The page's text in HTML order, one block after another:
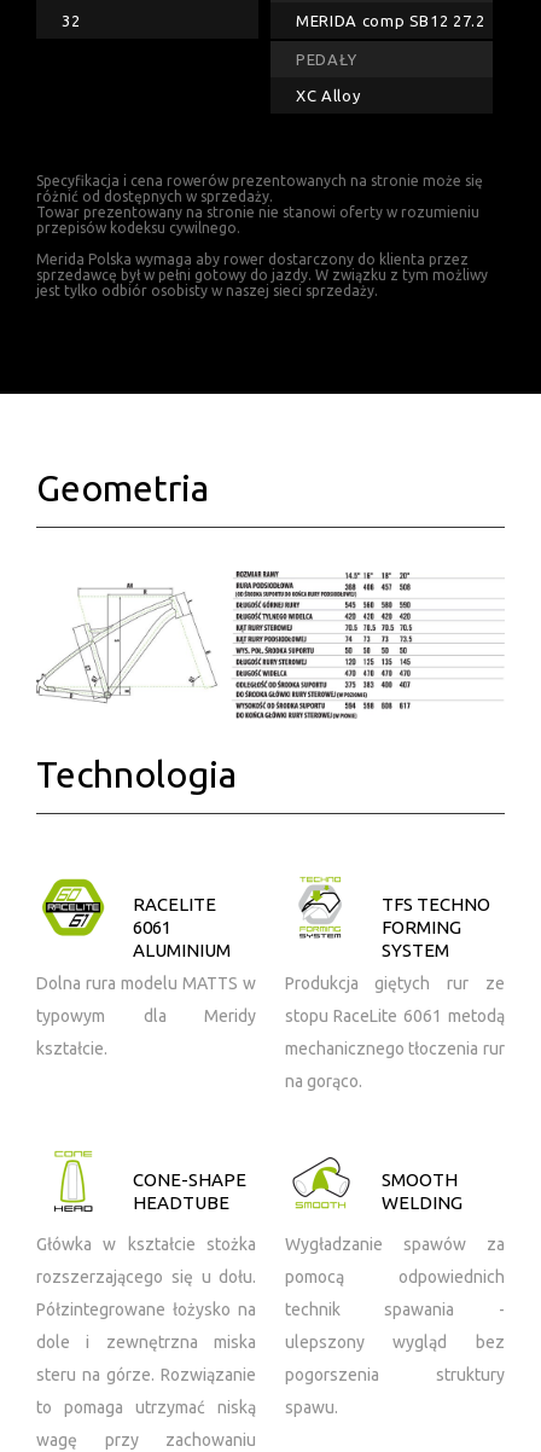
32 MERIDA comp SB12 27.2
PEDAŁY
XC Alloy
Specyfikacja i cena rowerów prezentowanych na stronie może się
różnić od dostępnych w sprzedaży.
Towar prezentowany na stronie nie stanowi oferty w rozumieniu
przepisów kodeksu cywilnego.
Merida Polska wymaga aby rower dostarczony do klienta przez
sprzedawcę był w pełni gotowy do jazdy. W związku z tym możliwy
jest tylko odbiór osobisty w naszej sieci sprzedaży.
Geometria
Technologia
RACELITE
6061
ALUMINIUM
Dolna rura modelu MATTS w
typowym dla Meridy
kształcie.
TFS TECHNO
FORMING
SYSTEM
Produkcja giętych rur ze
stopu RaceLite 6061 metodą
mechanicznego tłoczenia rur
na gorąco.
CONE-SHAPE
HEADTUBE
Główka w kształcie stożka
rozszerzającego się u dołu.
Półzintegrowane łożysko na
dole i zewnętrzna miska
steru na górze. Rozwiązanie
to pomaga utrzymać niską
wagę przy zachowaniu
SMOOTH
WELDING
Wygładzanie spawów za
pomocą odpowiednich
technik spawania -
ulepszony wygląd bez
pogorszenia struktury
spawu.